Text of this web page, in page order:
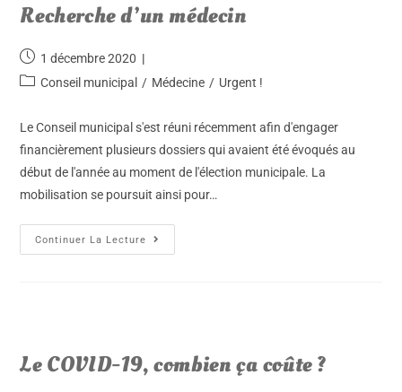
Recherche d’un médecin
1 décembre 2020
Conseil municipal
/ Médecine / Urgent !
Le Conseil municipal s'est réuni récemment afin d'engager
financièrement plusieurs dossiers qui avaient été évoqués au
début de l'année au moment de l'élection municipale. La
mobilisation se poursuit ainsi pour…
Continuer La Lecture
Le COVID-19, combien ça coûte ?